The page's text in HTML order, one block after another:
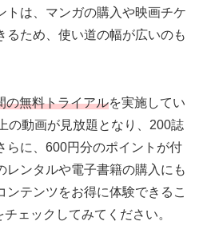
トは、マンガの購入や映画チケ
るため、使い道の幅が広いのも
の無料トライアルを実施してい
の動画が見放題となり、200誌
らに、600円分のポイントが付
レンタルや電子書籍の購入にも
ンテンツをお得に体験できるこ
ェックしてみてください。